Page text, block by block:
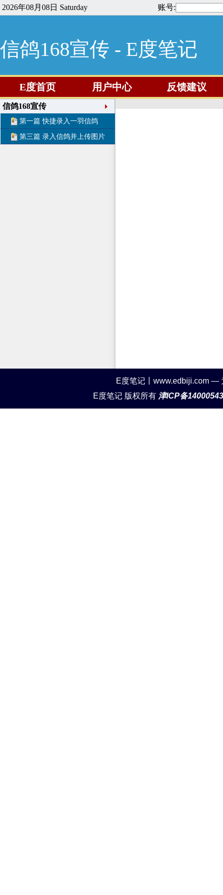
2026年08月08日 Saturday 账号:
信鸽168宣传 - E度笔记
E度首页 用户中心 反馈建议
信鸽168宣传
第一篇 快捷录入一羽信鸽
第三篇 录入信鸽并上传图片
E度笔记丨www.edbiji.com
E度笔记 版权所有 津ICP备